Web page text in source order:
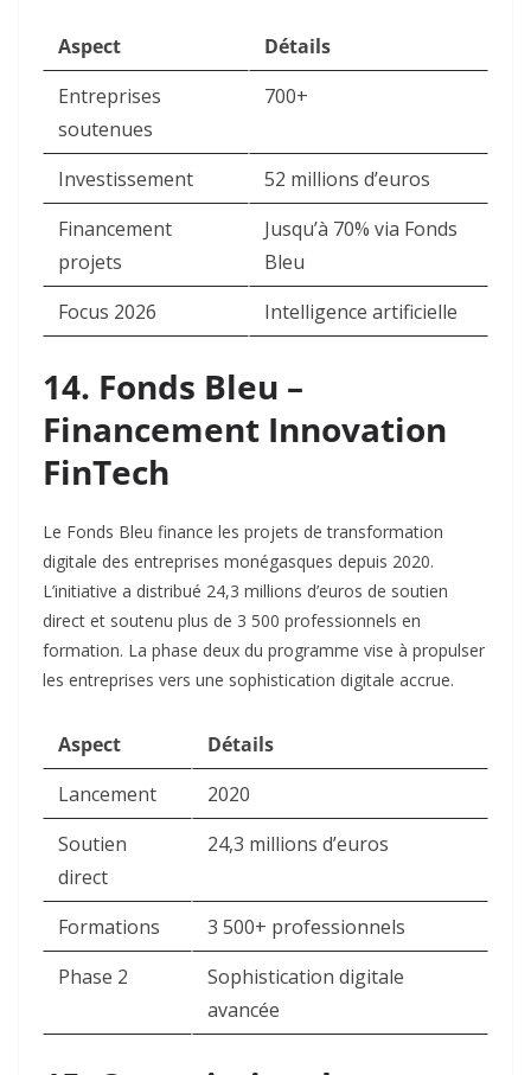
Aspect
Détails
Entreprises
soutenues
700+
Investissement
52 millions d’euros
Financement
projets
Jusqu’à 70% via Fonds
Bleu
Focus 2026
Intelligence artificielle
14. Fonds Bleu –
Financement Innovation
FinTech
Le Fonds Bleu finance les projets de transformation
digitale des entreprises monégasques depuis 2020.
L’initiative a distribué 24,3 millions d’euros de soutien
direct et soutenu plus de 3 500 professionnels en
formation. La phase deux du programme vise à propulser
les entreprises vers une sophistication digitale accrue.​
Aspect
Détails
Lancement
2020
Soutien
direct
24,3 millions d’euros
Formations
3 500+ professionnels
Phase 2
Sophistication digitale
avancée